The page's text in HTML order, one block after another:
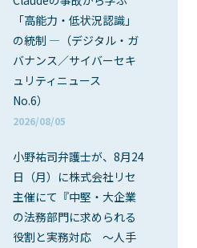
「高能力・低状況認識」
の統制 ―（デジタル・ガ
バナンス／サイバーセキ
ュリティニュース
No.6）
2026/08/05
小野祐司弁護士が、8月24
日（月）に株式会社リセ
主催にて『中堅・大企業
の法務部門に求められる
役割と実務対応 ～人手